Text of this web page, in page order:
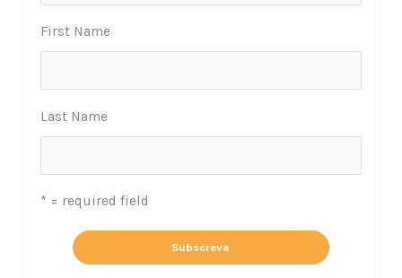
First Name
Last Name
* = required field